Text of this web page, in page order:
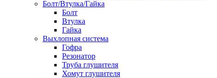
Болт/Втулка/Гайка
Болт
Втулка
Гайка
Выхлопная система
Гофра
Резонатор
Труба глушителя
Хомут глушителя